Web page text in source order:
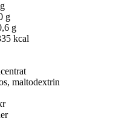
g
g
kcal
maltodextrin